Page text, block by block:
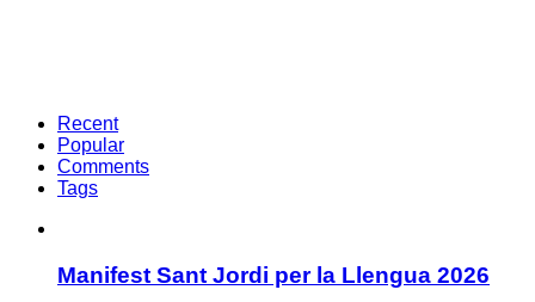
Recent
Popular
Comments
Tags
Manifest Sant Jordi per la Llengua 2026